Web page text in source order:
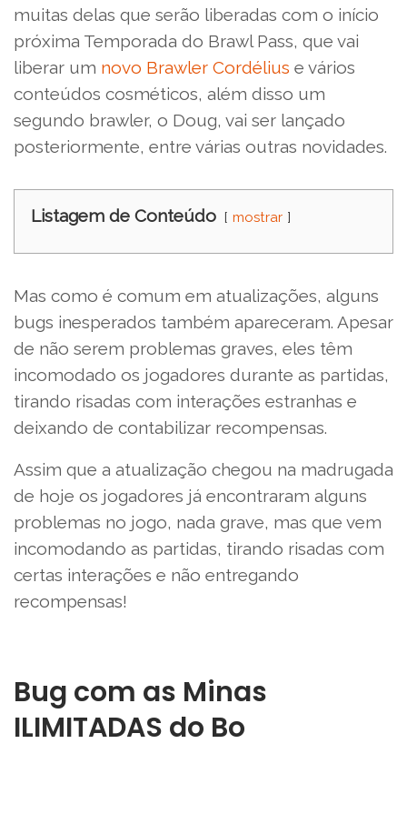
muitas delas que serão liberadas com o início
próxima Temporada do Brawl Pass, que vai
liberar um novo Brawler Cordélius e vários
conteúdos cosméticos, além disso um
segundo brawler, o Doug, vai ser lançado
posteriormente, entre várias outras novidades.
Listagem de Conteúdo mostrar
Mas como é comum em atualizações, alguns
bugs inesperados também apareceram. Apesar
de não serem problemas graves, eles têm
incomodado os jogadores durante as partidas,
tirando risadas com interações estranhas e
deixando de contabilizar recompensas.
Assim que a atualização chegou na madrugada
de hoje os jogadores já encontraram alguns
problemas no jogo, nada grave, mas que vem
incomodando as partidas, tirando risadas com
certas interações e não entregando
recompensas!
Bug com as Minas
ILIMITADAS do Bo